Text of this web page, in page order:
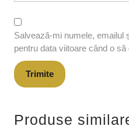
Salvează-mi numele, emailul
pentru data viitoare când o să
Produse